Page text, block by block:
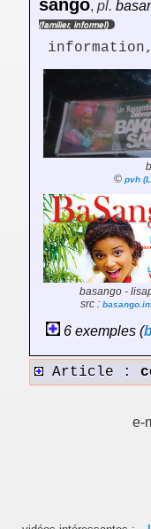
sangó, pl.
(familier, informel)
© pvh
basango -
src :
6 exemples (
Article :
e-